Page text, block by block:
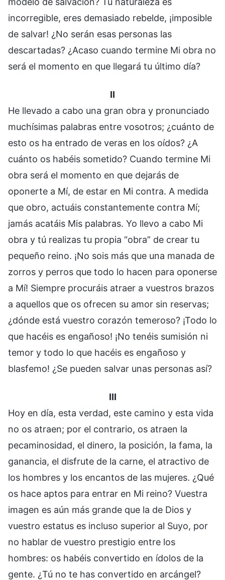
incorregible, eres demasiado rebelde, ¡imposible
de salvar! ¿No serán esas personas las
descartadas? ¿Acaso cuando termine Mi obra no
será el momento en que llegará tu último día?
II
He llevado a cabo una gran obra y pronunciado
muchísimas palabras entre vosotros; ¿cuánto de
esto os ha entrado de veras en los oídos? ¿A
cuánto os habéis sometido? Cuando termine Mi
obra será el momento en que dejarás de
oponerte a Mí, de estar en Mi contra. A medida
que obro, actuáis constantemente contra Mí;
jamás acatáis Mis palabras. Yo llevo a cabo Mi
obra y tú realizas tu propia “obra” de crear tu
pequeño reino. ¡No sois más que una manada de
zorros y perros que todo lo hacen para oponerse
a Mí! Siempre procuráis atraer a vuestros brazos
a aquellos que os ofrecen su amor sin reservas;
¿dónde está vuestro corazón temeroso? ¡Todo lo
que hacéis es engañoso! ¡No tenéis sumisión ni
temor y todo lo que hacéis es engañoso y
blasfemo! ¿Se pueden salvar unas personas así?
III
Hoy en día, esta verdad, este camino y esta vida
no os atraen; por el contrario, os atraen la
pecaminosidad, el dinero, la posición, la fama, la
ganancia, el disfrute de la carne, el atractivo de
los hombres y los encantos de las mujeres. ¿Qué
os hace aptos para entrar en Mi reino? Vuestra
imagen es aún más grande que la de Dios y
vuestro estatus es incluso superior al Suyo, por
no hablar de vuestro prestigio entre los
hombres: os habéis convertido en ídolos de la
gente. ¿Tú no te has convertido en arcángel?